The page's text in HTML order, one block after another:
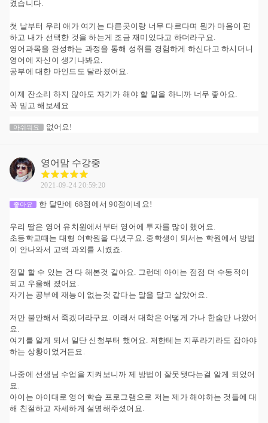
켰습니다.
첫 날부터 우리 애가 여기는 다른곳이랑 너무 다르다며 뭔가 마음이 편
하고 내가 선택한 것을 하는게 조금 재미있다고 하더라구요.
영어과목을 완성하는 과정을 통해 성취를 경험하게 하신다고 하시더니
영어에 자신이 생기나봐요.
공부에 대한 마인드도 달라졌어요.
이제 잔소리 하지 않아도 자기가 해야 할 일을 하니까 너무 좋아요.
꼭 믿고 해보세요
아쉬워요 없어요!
영어맘 수강중
2021-09-24 20:59:20
좋아요 한 달만에 68점에서 90점이네요!
우리 딸은 영어 유치원에서부터 영어에 투자를 많이 했어요.
초등학교때는 대형 어학원을 다녔구요. 중학생이 되서는 학원에서 방법
이 안나와서 고액 과외를 시켰죠.
정말 할 수 있는 건 다 해본것 같아요. 그런데 아이는 점점 더 수동적이
되고 우울해 졌어요.
자기는 공부에 재능이 없는것 같다는 말을 달고 살았어요.
저만 불안해서 죽겠더라구요. 이래서 대학은 어떻게 가나 한숨만 나왔어
요.
여기를 알게 되서 일단 신청부터 했어요. 저한테는 지푸라기라도 잡아야
하는 상황이었거든요.
나중에 선생님 수업을 지켜보니까 제 방법이 잘못됏다는걸 알게 되었어
요.
아이는 아이대로 영어 학습 프로그램으로 저는 제가 해야하는 것들에 대
해 친절하고 자세하게 설명해주셨어요.